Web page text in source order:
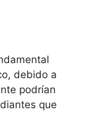
debido a
podrían
que